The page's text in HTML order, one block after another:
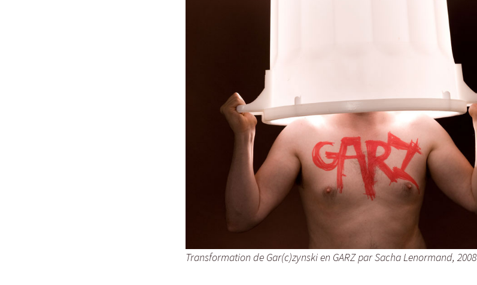
Transformation de Gar(c)zynski en GARZ par Sacha Lenormand, 2008